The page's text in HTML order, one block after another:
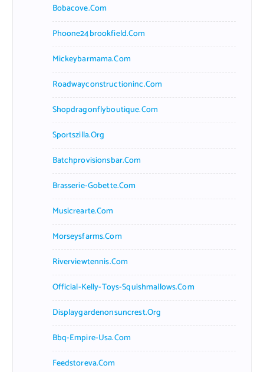
Bobacove.com
Phoone24brookfield.com
Mickeybarmama.com
Roadwayconstructioninc.com
Shopdragonflyboutique.com
Sportszilla.org
Batchprovisionsbar.com
Brasserie-Gobette.com
Musicrearte.com
Morseysfarms.com
Riverviewtennis.com
Official-Kelly-Toys-Squishmallows.com
Displaygardenonsuncrest.org
Bbq-Empire-Usa.com
Feedstoreva.com